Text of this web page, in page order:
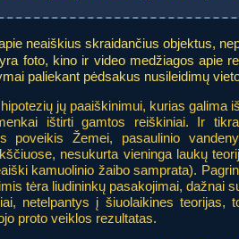
neaiškius skraidančius objektus,
foto, kino ir video medžiagos apie
paliekant pėdsakus nusileidimų
jų paaiškinimui, kurias galima
ištirti gamtos reiškiniai. Ir
poveikis Žemei, pasaulinio
nesukurta vieninga laukų
kamuolinio žaibo samprata).
tėra liudininkų pasakojimai, dažnai
netelpantys į šiuolaikines teorijas,
proto veiklos rezultatas.